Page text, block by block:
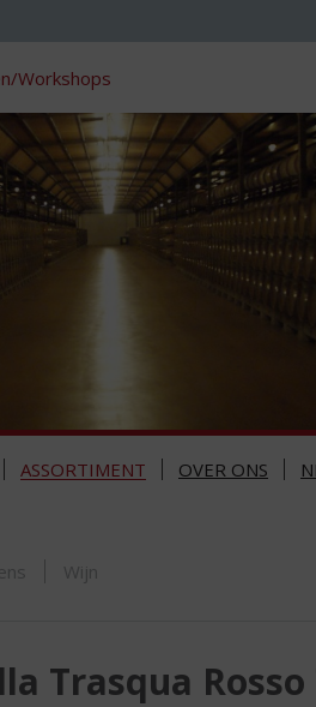
Workshops
ASSORTIMENT OVER ONS
Wijn
Trasqua